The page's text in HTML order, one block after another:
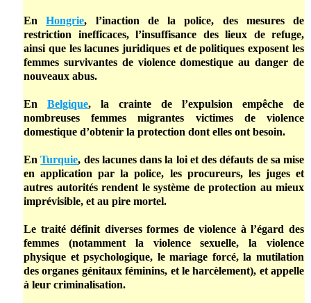
EnHongrie, l’inaction de la police, des mesures de
restriction inefficaces, l’insuffisance des lieux de refuge,
ainsi que les lacunes juridiques et de politiques exposent les
femmes survivantes de violence domestique au danger de
nouveaux abus.
En Belgique, la crainte de l’expulsion empêche de
nombreuses femmes migrantes victimes de violence
domestique d’obtenir la protection dont elles ont besoin.
EnTurquie, des lacunes dans la loi et des défauts de sa mise
en application par la police, les procureurs, les juges et
autres autorités rendent le système de protection au mieux
imprévisible, et au pire mortel.
Le traité définit diverses formes de violence à l’égard des
femmes (notamment la violence sexuelle, la violence
physique et psychologique, le mariage forcé, la mutilation
des organes génitaux féminins, et le harcèlement), et appelle
à leur criminalisation.